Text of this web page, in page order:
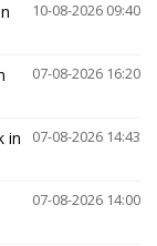
10-08-2026 09:40
07-08-2026 16:20
07-08-2026 14:43
in
07-08-2026 14:00